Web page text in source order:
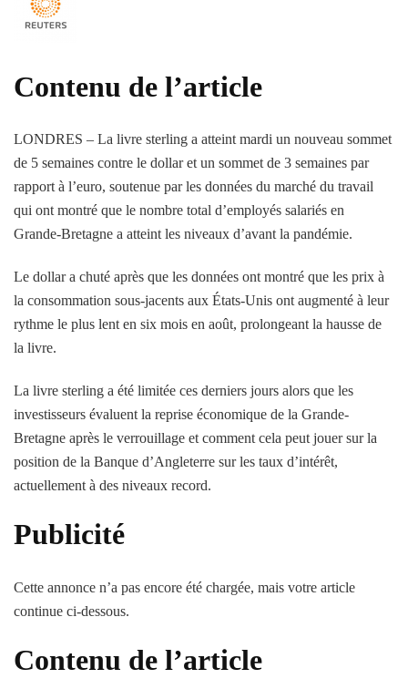
Contenu de l’article
LONDRES – La livre sterling a atteint mardi un nouveau sommet
de 5 semaines contre le dollar et un sommet de 3 semaines par
rapport à l’euro, soutenue par les données du marché du travail
qui ont montré que le nombre total d’employés salariés en
Grande-Bretagne a atteint les niveaux d’avant la pandémie.
Le dollar a chuté après que les données ont montré que les prix à
la consommation sous-jacents aux États-Unis ont augmenté à leur
rythme le plus lent en six mois en août, prolongeant la hausse de
la livre.
La livre sterling a été limitée ces derniers jours alors que les
investisseurs évaluent la reprise économique de la Grande-
Bretagne après le verrouillage et comment cela peut jouer sur la
position de la Banque d’Angleterre sur les taux d’intérêt,
actuellement à des niveaux record.
Publicité
Cette annonce n’a pas encore été chargée, mais votre article
continue ci-dessous.
Contenu de l’article